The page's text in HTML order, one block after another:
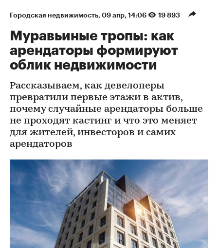
Городская недвижимость⁠, 09 апр, 14:06 19 893
Муравьиные тропы: как
арендаторы формируют
облик недвижимости
Рассказываем, как девелоперы
превратили первые этажи в актив,
почему случайные арендаторы больше
не проходят кастинг и что это меняет
для жителей, инвесторов и самих
арендаторов